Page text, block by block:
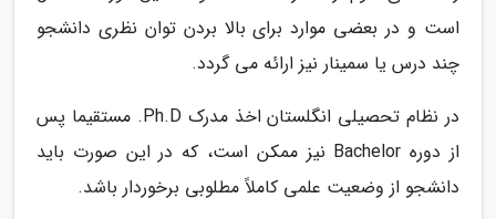
است و در بعضی موارد برای بالا بردن توان نظری دانشجو
چند درس یا سمینار نیز ارائه می گردد.
در نظام تحصیلی انگلستان اخذ مدرک Ph.D. مستقیما پس
از دوره Bachelor نیز ممکن است، که در این صورت باید
دانشجو از وضعیت علمی کاملاً مطلوبی برخوردار باشد.